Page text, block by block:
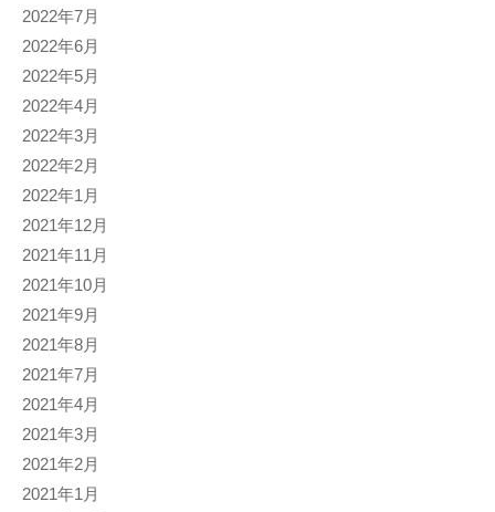
2022年7月
2022年6月
2022年5月
2022年4月
2022年3月
2022年2月
2022年1月
2021年12月
2021年11月
2021年10月
2021年9月
2021年8月
2021年7月
2021年4月
2021年3月
2021年2月
2021年1月